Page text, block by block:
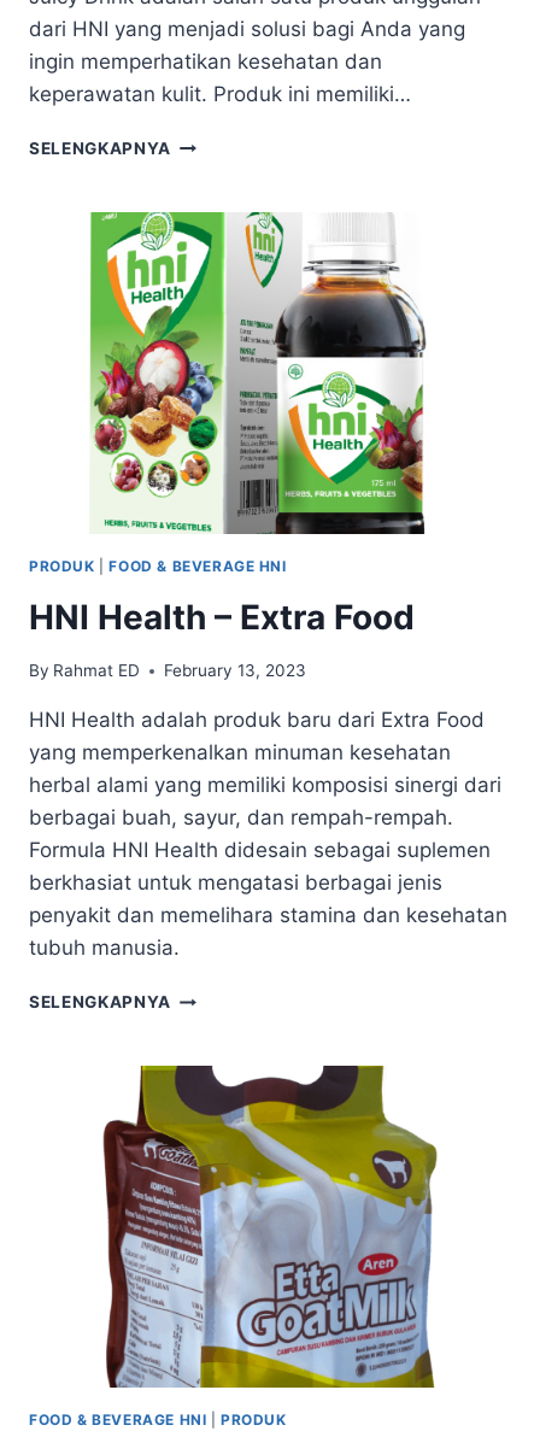
dari HNI yang menjadi solusi bagi Anda yang
ingin memperhatikan kesehatan dan
keperawatan kulit. Produk ini memiliki…
SELENGKAPNYA
PRODUK |FOOD & BEVERAGE HNI
HNI Health – Extra Food
By Rahmat ED February 13, 2023
HNI Health adalah produk baru dari Extra Food
yang memperkenalkan minuman kesehatan
herbal alami yang memiliki komposisi sinergi dari
berbagai buah, sayur, dan rempah-rempah.
Formula HNI Health didesain sebagai suplemen
berkhasiat untuk mengatasi berbagai jenis
penyakit dan memelihara stamina dan kesehatan
tubuh manusia.
SELENGKAPNYA
FOOD & BEVERAGE HNI |PRODUK